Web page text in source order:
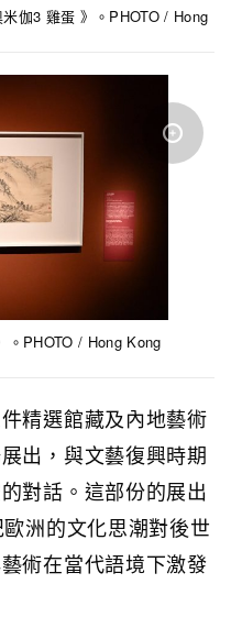
伽3 雞蛋 》。PHOTO / Hong
。PHOTO / Hong Kong
精選館藏及內地藝術
出，與文藝復興時期
對話。這部份的展出
洲的文化思潮對後世
術在當代語境下激發